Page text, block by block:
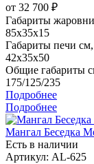
от 32 700 ₽
Габариты
85x35x15
Габариты печи
42x35x50
Общие габариты
175/125/235
Подробнее
Подробнее
Мангал Беседка
Есть в наличии
Артикул: AL-625